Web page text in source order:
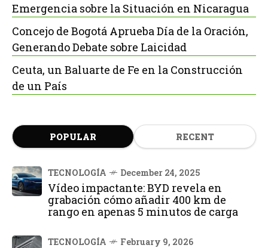
Emergencia sobre la Situación en Nicaragua
Concejo de Bogotá Aprueba Día de la Oración,
Generando Debate sobre Laicidad
Ceuta, un Baluarte de Fe en la Construcción
de un País
POPULAR RECENT
TECNOLOGÍA December 24, 2025
Vídeo impactante: BYD revela en
grabación cómo añadir 400 km de
rango en apenas 5 minutos de carga
TECNOLOGÍA February 9, 2026